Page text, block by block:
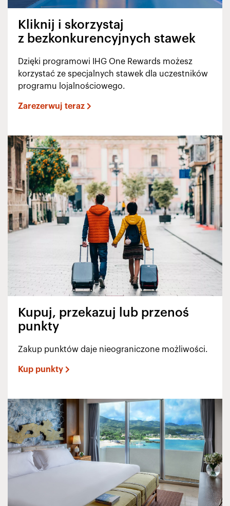
Kliknij i skorzystaj
z bezkonkurencyjnych stawek
Dzięki programowi IHG One Rewards możesz
korzystać ze specjalnych stawek dla uczestników
programu lojalnościowego.
Zarezerwuj teraz
Kupuj, przekazuj lub przenoś
punkty
Zakup punktów daje nieograniczone możliwości.
Kup punkty